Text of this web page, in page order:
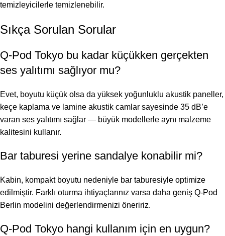
temizleyicilerle temizlenebilir.
Sıkça Sorulan Sorular
Q-Pod Tokyo bu kadar küçükken gerçekten
ses yalıtımı sağlıyor mu?
Evet, boyutu küçük olsa da yüksek yoğunluklu akustik paneller,
keçe kaplama ve lamine akustik camlar sayesinde 35 dB’e
varan ses yalıtımı sağlar — büyük modellerle aynı malzeme
kalitesini kullanır.
Bar taburesi yerine sandalye konabilir mi?
Kabin, kompakt boyutu nedeniyle bar taburesiyle optimize
edilmiştir. Farklı oturma ihtiyaçlarınız varsa daha geniş Q-Pod
Berlin modelini değerlendirmenizi öneririz.
Q-Pod Tokyo hangi kullanım için en uygun?